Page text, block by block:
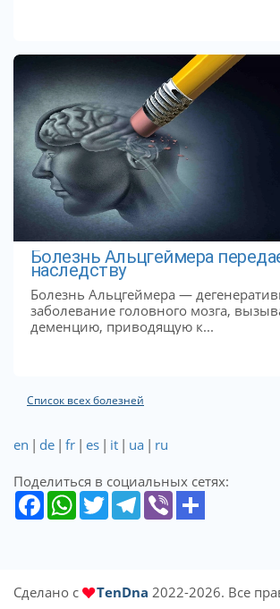
Болезнь Альцгеймера
наследству
Болезнь Альцгеймера —
заболевание головного мозга,
деменцию, приводящую к...
Список всех болезней
en | de | fr | es | it | ua | ru
Поделиться в социальных сетях:
Сделано с TenDna 2022-2026. Все